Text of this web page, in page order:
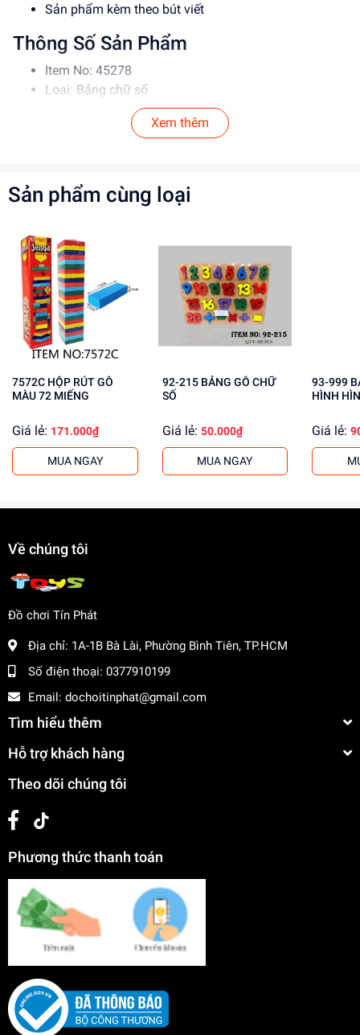
Sản phẩm kèm theo bút viết
Thông Số Sản Phẩm
Item No: 45278
Loại: Bảng chữ số
Độ tuổi phù hợp: 3-6 tuổi
Hướng dẫn trẻ ghép chữ và số vào đúng vị trí
Sử dụng bút xóa để viết và xóa trên bảng
Lợi Ích Phát Triển
Phát triển khả năng nhận biết chữ và số
Rèn luyện tư duy và trí nhớ
Thúc đẩy sự sáng tạo và hứng thú học tập
Mua ngay bảng gỗ chữ số 45278 tại
chúng tôi cung cấp giá sỉ cho khách buôn. Liên hệ ngay
để biết thêm thông tin!
Xem thêm
Sản phẩm cùng loại
7572C HỘP RÚT GỖ
MÀU 72 MIẾNG
Giá lẻ: 171.000₫
MUA NGAY
92-215 BẢNG GỖ CHỮ
SỐ
Giá lẻ: 50.000₫
MUA NGAY
93-999 BẢNG GỖ XẾP
HÌNH
Giá lẻ:
Về chúng tôi
Đồ chơi Tín Phát
Địa chỉ: 1A-1B Bà Lài, Phường Bình Tiên, TP.HCM
Số điện thoại: 0377910199
Email: dochoitinphat@gmail.com
Tìm hiểu thêm
Hỗ trợ khách hàng
Theo dõi chúng tôi
Phương thức thanh toán